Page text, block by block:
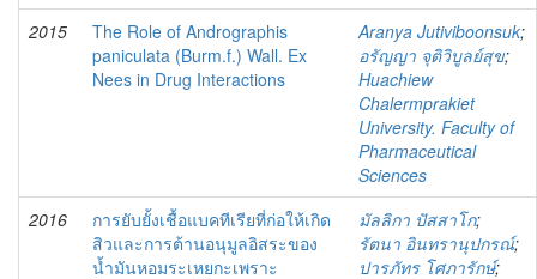
2015
The Role of Andrographis
paniculata (Burm.f.) Wall. Ex
Nees in Drug Interactions
Aranya Jutiviboonsuk;
อรัญญา จุติวิบูลย์สุข;
Huachiew
Chalermprakiet
University. Faculty of
Pharmaceutical
Sciences
2016
การยับยั้งเชื้อแบคทีเรียที่ก่อให้เกิด
สิวและการต้านอนุมูลอิสระของ
น้ำมันหอมระเหยกะเพราะ
มัลลิกา ปัสสาโก;
รัตนา อินทรานุปกรณ์;
ปารภัทร โศภารักษ์;